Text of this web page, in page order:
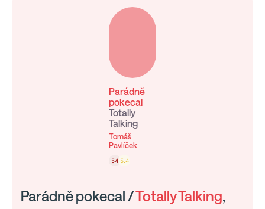
Parádně
pokecal
Totally
Talking
Tomáš
Pavlíček
54 5.4
Parádně pokecal /Totally Talking,